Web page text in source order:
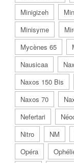
Minigizeh
Minisyme
Mycènes 65
Nausicaa
Naxos 150 Bis
Naxos 70
Nefertari
Nitro
NM
Opéra